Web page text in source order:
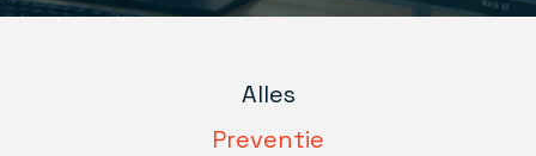
expediteur niet onder de bescherming van de
als vervoerder kan worden aangesproken. In dit
artikel bespreken we de belangrijkste risico’s en
Alles
Preventie